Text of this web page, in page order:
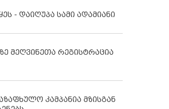
- დაიღუპა სამი ადამიანი
მეღვინეთა რეგისტრაცია
კამპანია მზისგან